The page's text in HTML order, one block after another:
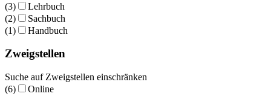
(3)
Lehrbuch
(2)
Sachbuch
(1)
Handbuch
Zweigstellen
Suche auf Zweigstellen einschränken
(6)
Online